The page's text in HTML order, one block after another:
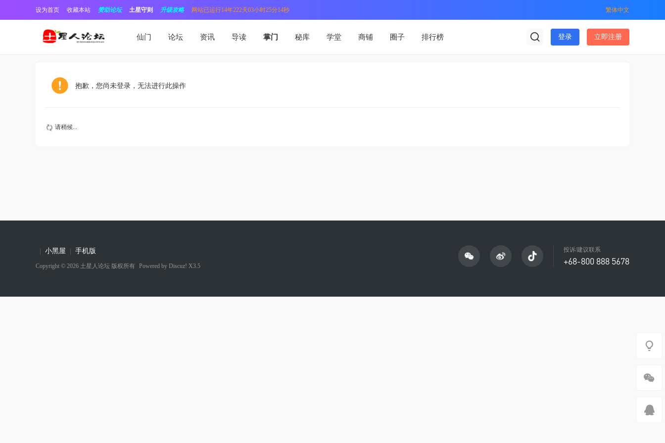
设为首页 收藏本站 赞助论坛 土星守则 升级攻略 网站已运行14年222天03小时25分15秒 繁体中文
仙门 论坛 资讯 导读 掌门 秘库 学堂 商铺 圈子 排行榜 登录 立即注册
抱歉，您尚未登录，无法进行此操作
请稍候...
投诉/建议联系
+68-800 888 5678
小黑屋 手机版
Copyright © 2026 土星人论坛 版权所有 Powered by Discuz! X3.5